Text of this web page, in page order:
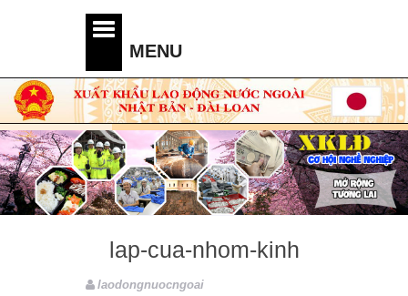
lap-cua-nhom-kinh
laodongnuocngoai